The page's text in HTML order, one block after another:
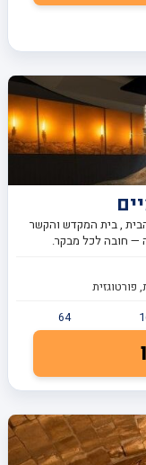
, בית המקדש והקשר
— חובה לכל מבקר.
פורטוגזית
64